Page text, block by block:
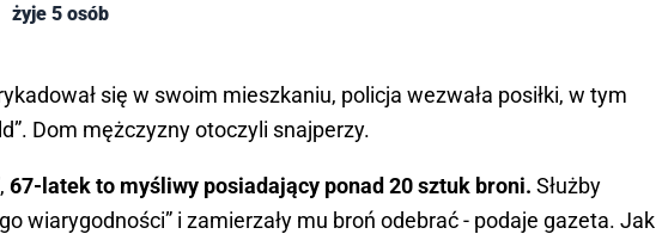
żyje 5 osób
się w swoim mieszkaniu, policja wezwała posiłki, w tym
Dom mężczyzny otoczyli snajperzy.
67-latek to myśliwy posiadający ponad 20 sztuk broni. Służby
wiarygodności” i zamierzały mu broń odebrać - podaje gazeta. Jak